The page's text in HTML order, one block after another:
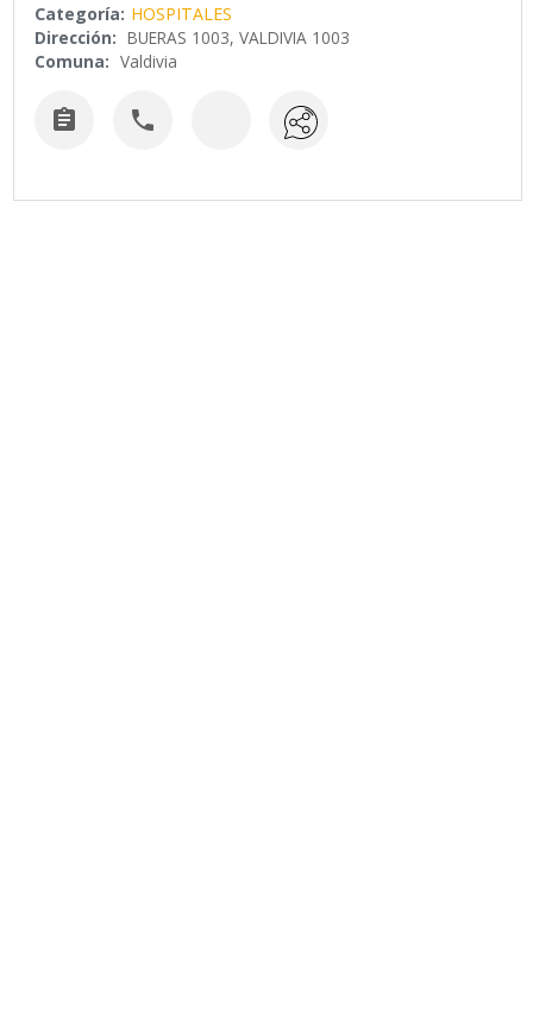
Categoría: HOSPITALES
Dirección: BUERAS 1003, VALDIVIA 1003
Comuna: Valdivia
 